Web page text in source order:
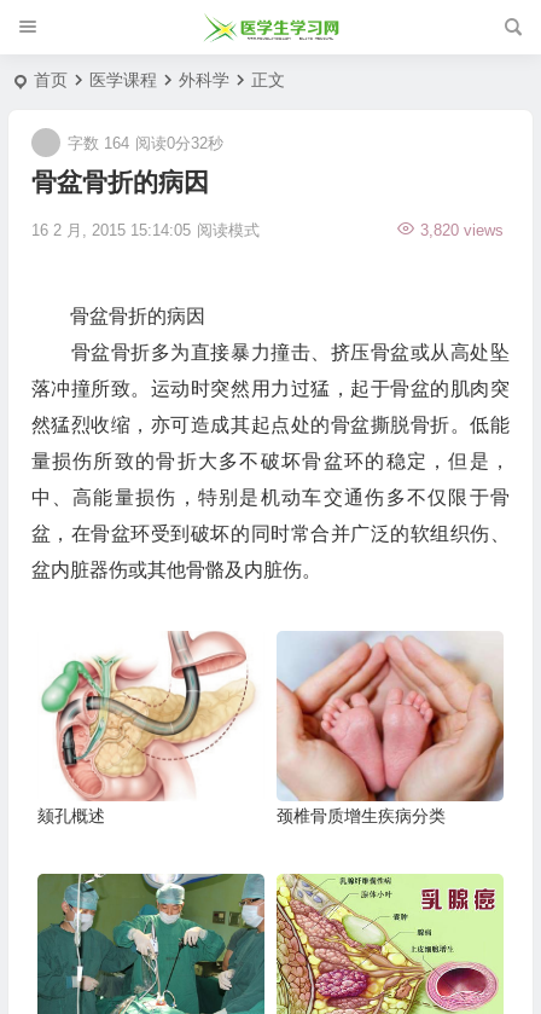
首页 医学课程 外科学 正文
骨盆骨折的病因
16 2 月, 2015 15:14:05 3,820 views
字数 164 阅读0分32秒
阅读模式
骨盆骨折的病因
骨盆骨折多为直接暴力撞击、挤压骨盆或从高处坠
落冲撞所致。运动时突然用力过猛，起于骨盆的肌肉突
然猛烈收缩，亦可造成其起点处的骨盆撕脱骨折。低能
量损伤所致的骨折大多不破坏骨盆环的稳定，但是，
中、高能量损伤，特别是机动车交通伤多不仅限于骨
盆，在骨盆环受到破坏的同时常合并广泛的软组织伤、
盆内脏器伤或其他骨骼及内脏伤。
颏孔概述 颈椎骨质增生疾病分类